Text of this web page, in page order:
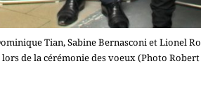
Tian, Sabine Bernasconi et Lionel
de la cérémonie des voeux (Photo